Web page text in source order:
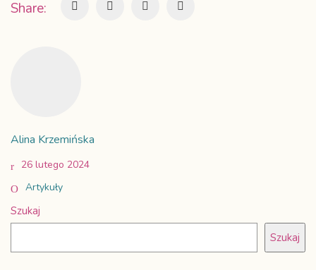
Share:
Alina Krzemińska
26 lutego 2024
Artykuły
Szukaj
Szukaj